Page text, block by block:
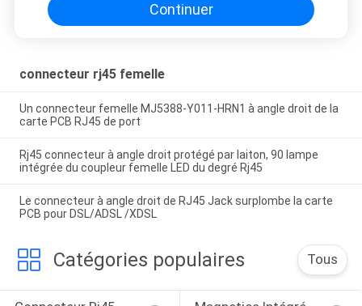
Continuer
connecteur rj45 femelle
Un connecteur femelle MJ5388-Y011-HRN1 à angle droit de la
carte PCB RJ45 de port
Rj45 connecteur à angle droit protégé par laiton, 90 lampe
intégrée du coupleur femelle LED du degré Rj45
Le connecteur à angle droit de RJ45 Jack surplombe la carte
PCB pour DSL/ADSL /XDSL
Catégories populaires Tous